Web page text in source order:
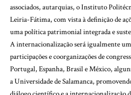
associados, autarquias, o Instituto
Leiria-Fátima, com vista à definição de
uma política patrimonial integrada e
A internacionalização será igualmente
participações e coorganizações de
Portugal, Espanha, Brasil e México,
a Universidade de Salamanca,